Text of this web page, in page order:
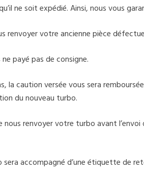
ne soit expédié. Ainsi, nous vous
renvoyer votre ancienne pièce
payé pas de consigne.
caution versée vous sera
du nouveau turbo.
renvoyer votre turbo avant
accompagné d’une étiquette de